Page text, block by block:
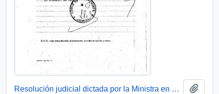
Resolución judicial dictada por la Ministra en Visita del 3.º Juzgado del Crimen de Santiago, mediante la cual se ordena a la Prefectura de Investigaciones practicar diligencias para esclarecer el delito de secuestro de Alfonso Chanfreau